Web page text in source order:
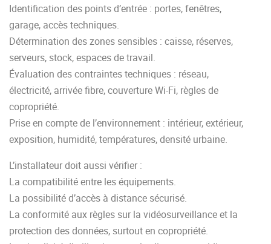
Identification des points d’entrée : portes, fenêtres,
garage, accès techniques.
Détermination des zones sensibles : caisse, réserves,
serveurs, stock, espaces de travail.
Évaluation des contraintes techniques : réseau,
électricité, arrivée fibre, couverture Wi-Fi, règles de
copropriété.
Prise en compte de l’environnement : intérieur, extérieur,
exposition, humidité, températures, densité urbaine.
L’installateur doit aussi vérifier :
La compatibilité entre les équipements.
La possibilité d’accès à distance sécurisé.
La conformité aux règles sur la vidéosurveillance et la
protection des données, surtout en copropriété.